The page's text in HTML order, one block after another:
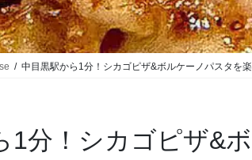
中目黒駅から1分！シカゴピザ&ボルケーノパスタを
1分！シカゴピザ&